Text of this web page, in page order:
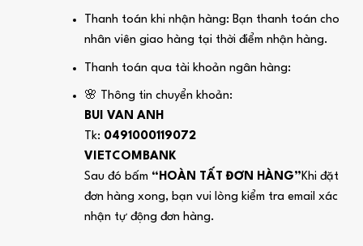
Thanh toán khi nhận hàng: Bạn thanh toán cho
nhân viên giao hàng tại thời điểm nhận hàng.
Thanh toán qua tài khoản ngân hàng:
🌸 Thông tin chuyển khoản:
BUI VAN ANH
Tk: 0491000119072
VIETCOMBANK
Sau đó bấm “HOÀN TẤT ĐƠN HÀNG”Khi đặt
đơn hàng xong, bạn vui lòng kiểm tra email xác
nhận tự động đơn hàng.